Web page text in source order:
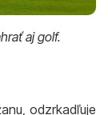
aj golf.
odzrkadľuje